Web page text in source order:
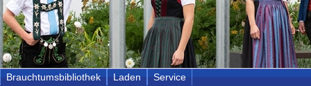
Brauchtumsbibliothek Laden Service